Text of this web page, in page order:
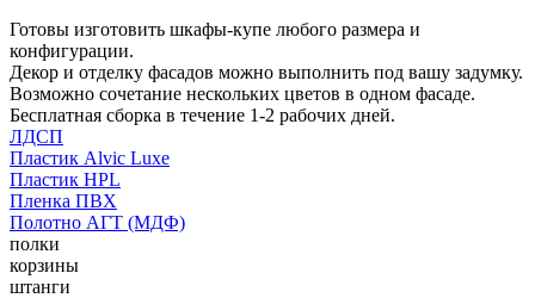
Готовы изготовить шкафы-купе любого размера и
конфигурации.
Декор и отделку фасадов можно выполнить под вашу задумку.
Возможно сочетание нескольких цветов в одном фасаде.
Бесплатная сборка в течение 1-2 рабочих дней.
ЛДСП
Пластик Alvic Luxe
Пластик HPL
Пленка ПВХ
Полотно АГТ (МДФ)
полки
корзины
штанги